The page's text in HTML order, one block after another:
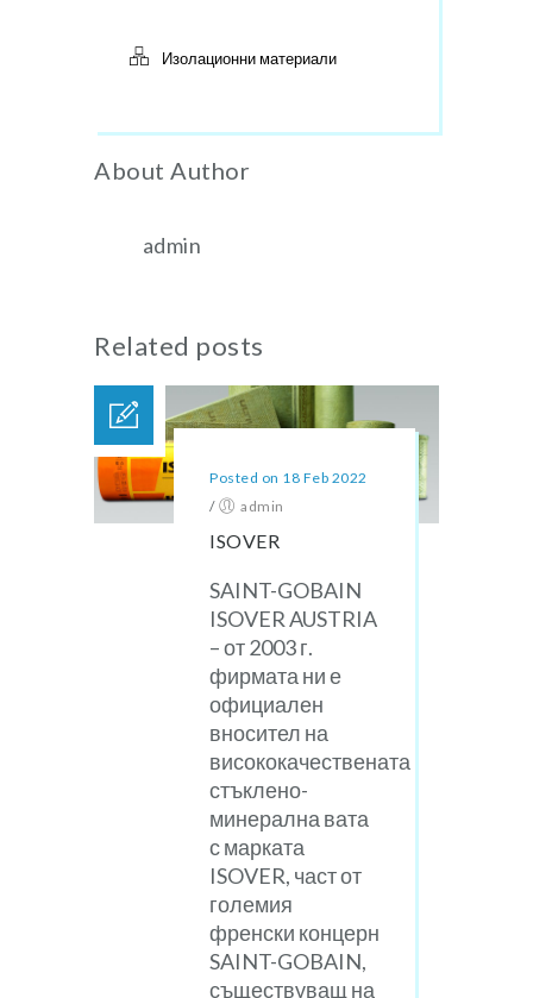
Изолационни материали
About Author
admin
Related posts
Posted on 18 Feb 2022
/
admin
ISOVER
SAINT-GOBAIN
ISOVER AUSTRIA
– от 2003 г.
фирмата ни е
официален
вносител на
висококачествената
стъклено-
минерална вата
с марката
ISOVER, част от
големия
френски концерн
SAINT-GOBAIN,
съществуващ на